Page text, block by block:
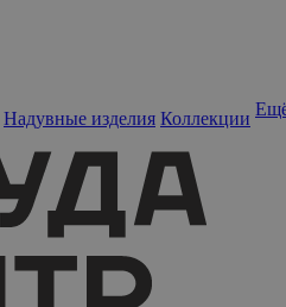
Надувные изделия Коллекции